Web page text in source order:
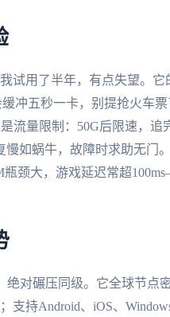
试用了半年，有点失望。
冲五秒一卡，别提抢火车
流量限制：50G后限速，
如蜗牛，故障时求助无门
瓶颈大，游戏延迟常超
绝对碾压同级。它全球节
支持Android、iOS、